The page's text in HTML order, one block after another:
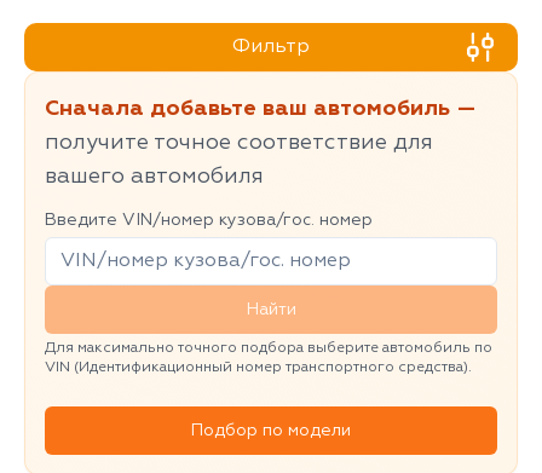
Фильтр
Сначала добавьте ваш автомобиль —
получите точное соответствие для
вашего автомобиля
Введите VIN/номер кузова/гос. номер
Найти
Для максимально точного подбора выберите автомобиль по
VIN (Идентификационный номер транспортного средства).
Подбор по модели